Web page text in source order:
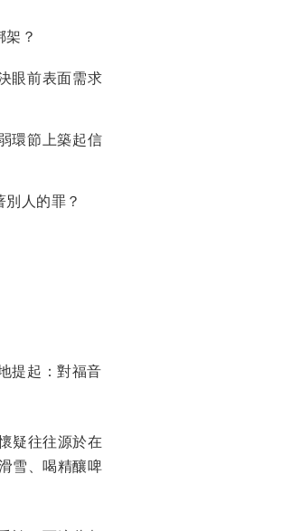
？
眼前表面需求
環節上築起信
人的罪？
提起：對福音
疑往往源於在
雪、喝精釀啤